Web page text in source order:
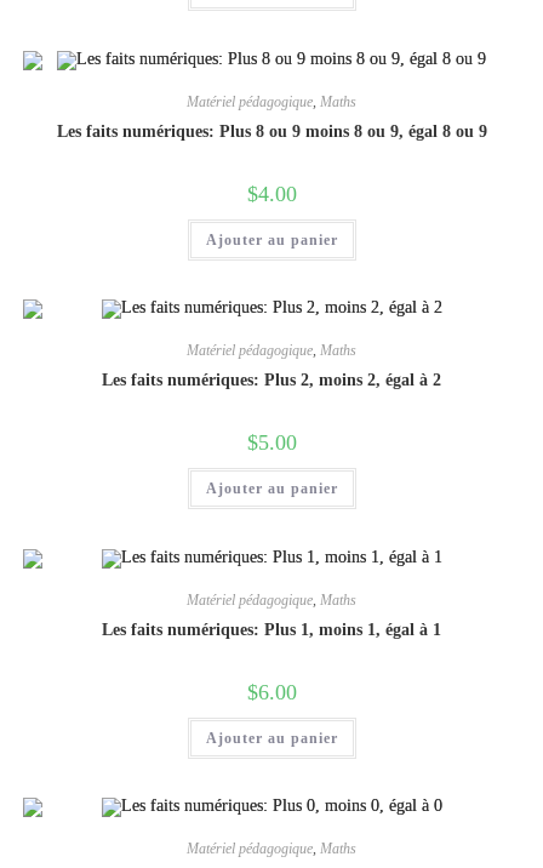
Matériel pédagogique Maths
Les faits numériques: Plus 8 ou 9 moins 8 ou 9, égal 8 ou 9
$4.00
Ajouter au panier
Matériel pédagogique, Maths
Les faits numériques: Plus 2, moins 2, égal à 2
$5.00
Ajouter au panier
Matériel pédagogique Maths
Les faits numériques: Plus 1, moins 1, égal à 1
$6.00
Ajouter au panier
Matériel pédagogique, Maths